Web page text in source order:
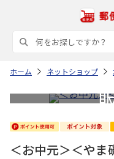
ホーム ネットショップ
＜お中元＞＜やま